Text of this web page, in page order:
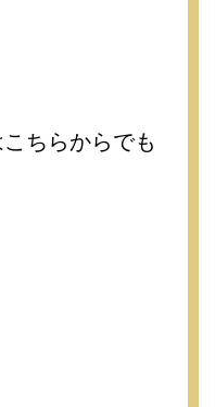
ちらからでも